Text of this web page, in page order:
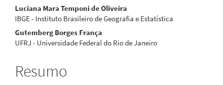
Conteúdo
do
artigo
principal
Luciana Mara Temponi de Oliveira
IBGE - Instituto Brasileiro de Geografia e Estatística
Gutemberg Borges França
UFRJ - Universidade Federal do Rio de Janeiro
Resumo